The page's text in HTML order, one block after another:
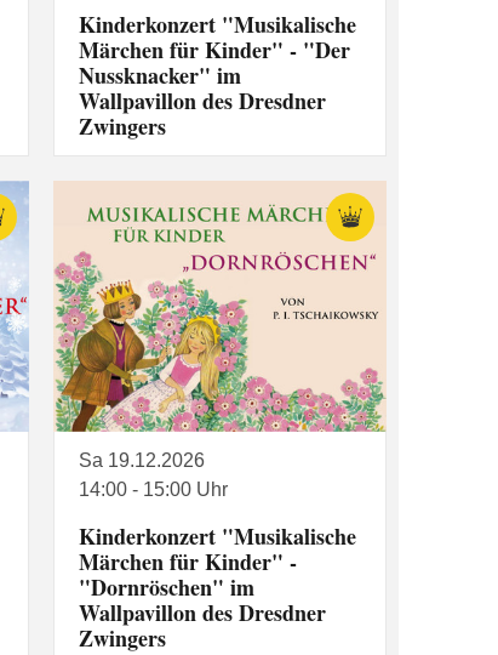
Kinderkonzert "Musikalische
Märchen für Kinder" - "Der
Nussknacker" im
Wallpavillon des Dresdner
Zwingers
Sa 19.12.2026
14:00 - 15:00 Uhr
Kinderkonzert "Musikalische
Märchen für Kinder" -
"Dornröschen" im
Wallpavillon des Dresdner
Zwingers